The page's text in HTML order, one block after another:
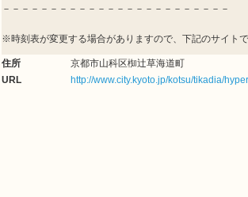
－－－－－－－－－－－－－－－－－－－－－－－－
※時刻表が変更する場合がありますので、下記のサイトで
住所
京都市山科区椥辻草海道町
URL
http://www.city.kyoto.jp/kotsu/tikadia/